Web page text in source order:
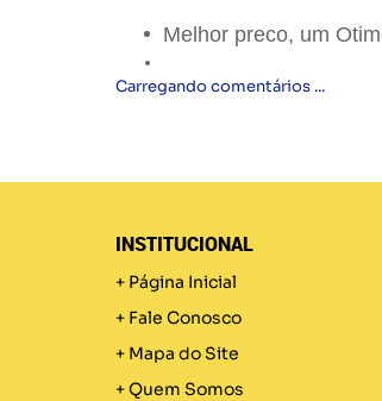
Melhor preco, um
Carregando comentários ...
INSTITUCIONAL
Página Inicial
Fale Conosco
Mapa do Site
Quem Somos